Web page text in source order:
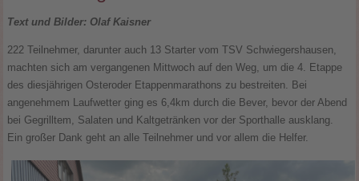
Text und Bilder: Olaf Kaisner
222 Teilnehmer, darunter auch 13 Starter vom TSV Schwiegershausen,
machten sich am vergangenen Mittwoch auf den Weg, um die 4. Etappe
des diesjährigen Osteroder Etappenmarathons zu bestreiten. Bei
angenehmem Laufwetter ging es 6,4km durch die Bever, bevor der Abend
bei Gegrilltem, Salaten und Kaltgetränken vor der Sporthalle ausklang.
Ein großer Dank geht an alle Teilnehmer und vor allem die Helfer.